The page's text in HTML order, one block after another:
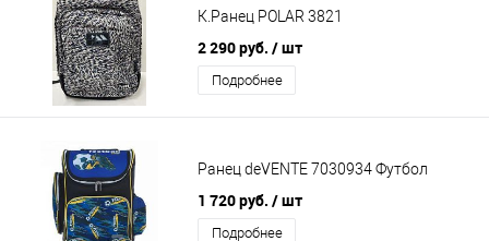
К.Ранец POLAR 3821
2 290 руб. / шт
Подробнее
Ранец deVENTE 7030934 Футбол
1 720 руб. / шт
Подробнее